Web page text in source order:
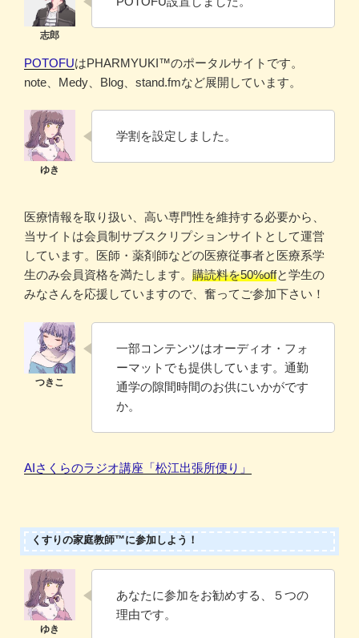
POTOFUはPHARMYUKI™のポータルサイトです。
note、Medy、Blog、stand.fmなど展開しています。
学割を設定しました。
医療情報を取り扱い、高い専門性を維持する必要から、
当サイトは会員制サブスクリプションサイトとして運営
しています。医師・薬剤師などの医療従事者と医療系学
生のみ会員資格を満たします。 購読料を50%offと学生の
みなさんを応援していますので、奮ってご参加下さい！
一部コンテンツはオーディオ・フォ
ーマットでも提供しています。通勤
通学の隙間時間のお供にいかがです
か。
AIさくらのラジオ講座「松江出張所便り」
くすりの家庭教師™に参加しよう！
あなたに参加をお勧めする、５つの
理由です。